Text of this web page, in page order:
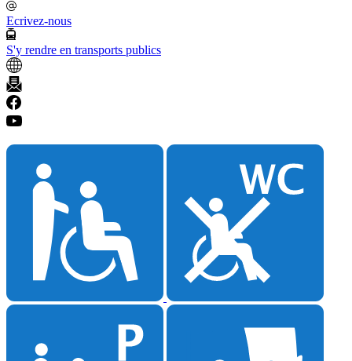
Ecrivez-nous
S'y rendre en transports publics